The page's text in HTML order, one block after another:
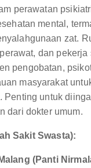
perawatan
mental,
zat.
dan
pengobatan,
masyarakat
Penting untuk
dari dokter umum.
Sakit Swasta):
(Panti